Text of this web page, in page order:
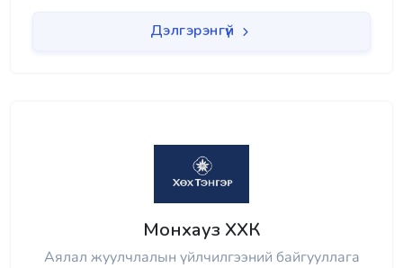
Дэлгэрэнгүй
Монхауз ХХК
Аялал жуулчлалын үйлчилгээний байгууллага